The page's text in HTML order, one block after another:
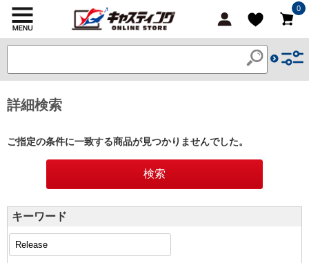
0
詳細検索
ご指定の条件に一致する商品が見つかりませんでした。
キーワード